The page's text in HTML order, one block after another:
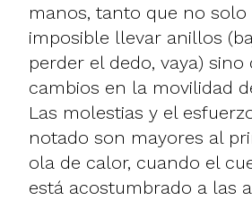
manos, tanto que no solo
imposible llevar anillos
perder el dedo, vaya)
cambios en la movilidad
Las molestias y el
notado son mayores al
ola de calor, cuando el
está acostumbrado a las